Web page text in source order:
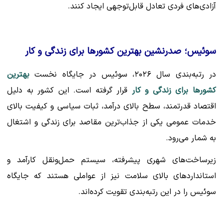
آزادی‌های فردی تعادل قابل‌توجهی ایجاد کنند.
سوئیس؛ صدرنشین بهترین کشورها برای زندگی و کار
در رتبه‌بندی سال ۲۰۲۶، سوئیس در جایگاه نخست
بهترین
کشورها برای زندگی و کار قرار گرفته است. این کشور به دلیل
اقتصاد قدرتمند، سطح بالای درآمد، ثبات سیاسی و کیفیت بالای
خدمات عمومی یکی از جذاب‌ترین مقاصد برای زندگی و اشتغال
به شمار می‌رود.
زیرساخت‌های شهری پیشرفته، سیستم حمل‌ونقل کارآمد و
استانداردهای بالای سلامت نیز از عواملی هستند که جایگاه
سوئیس را در این رتبه‌بندی تقویت کرده‌اند.